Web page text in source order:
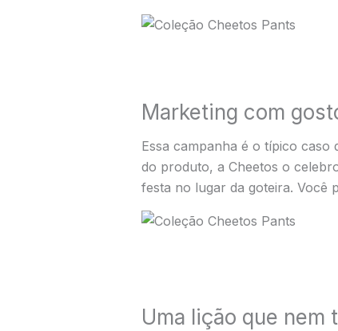
Marketing com
Essa campanha é o típico
do produto, a Cheetos o
festa no lugar da goteira. Você
Uma lição que nem